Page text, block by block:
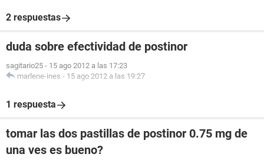
2 respuestas
duda sobre efectividad de postinor
sagitario25 - 15 ago 2012 a las 17:23
marlene-ines - 15 ago 2012 a las 19:27
1 respuesta
tomar las dos pastillas de postinor 0.75 mg de
una ves es bueno?